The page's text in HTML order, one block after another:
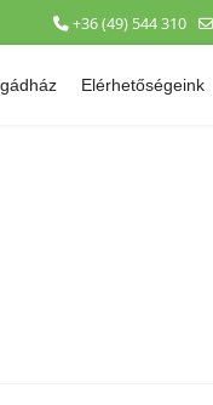
+36 (49) 544 310
Elérhetőségeink